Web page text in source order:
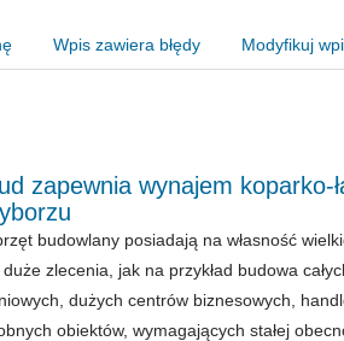
Wpis zawiera błędy Modyfikuj
zapewnia wynajem koparko-
budowlany posiadają na własność
zlecenia, jak na przykład budowa
dużych centrów biznesowych,
obiektów, wymagających stałej